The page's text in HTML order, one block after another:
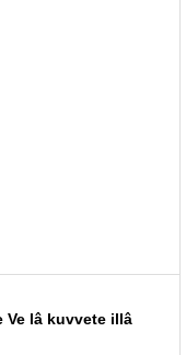
Ve lâ kuvvete illâ